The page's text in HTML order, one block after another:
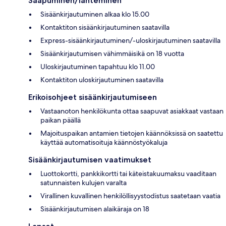
Sisäänkirjautuminen alkaa klo 15.00
Kontaktiton sisäänkirjautuminen saatavilla
Express-sisäänkirjautuminen/-uloskirjautuminen saatavilla
Sisäänkirjautumisen vähimmäisikä on 18 vuotta
Uloskirjautuminen tapahtuu klo 11.00
Kontaktiton uloskirjautuminen saatavilla
Erikoisohjeet sisäänkirjautumiseen
Vastaanoton henkilökunta ottaa saapuvat asiakkaat vastaan
paikan päällä
Majoituspaikan antamien tietojen käännöksissä on saatettu
käyttää automatisoituja käännöstyökaluja
Sisäänkirjautumisen vaatimukset
Luottokortti, pankkikortti tai käteistakuumaksu vaaditaan
satunnaisten kulujen varalta
Virallinen kuvallinen henkilöllisyystodistus saatetaan vaatia
Sisäänkirjautumisen alaikäraja on 18